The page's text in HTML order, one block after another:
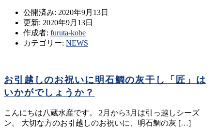
公開済み: 2020年9月13日
更新: 2020年9月13日
作成者: furuta-kobe
カテゴリー: NEWS
お引越しのお祝いに明石鯛の灰干し「匠」は
いかがでしょうか？
こんにちは八蔵水産です。 2月から3月は引っ越しシーズ
ン。 大切な方のお引越しのお祝いに、明石鯛の灰 […]